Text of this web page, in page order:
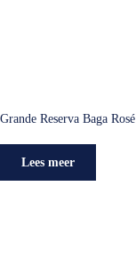
Grande Reserva Baga Rosé
Lees meer